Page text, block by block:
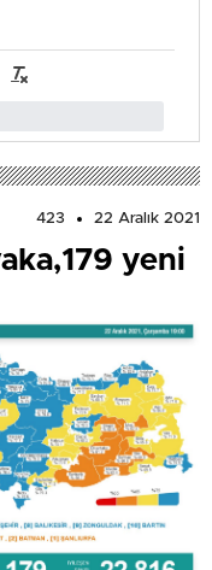
423 22 Aralık 2021
yeni